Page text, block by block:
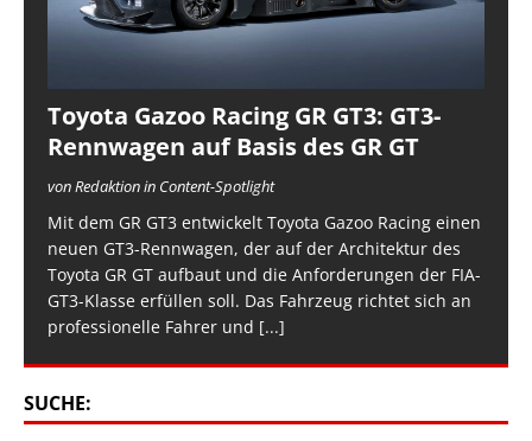
Toyota Gazoo Racing GR GT3: GT3-
Rennwagen auf Basis des GR GT
von Redaktion in Content-Spotlight
Mit dem GR GT3 entwickelt Toyota Gazoo Racing einen
neuen GT3-Rennwagen, der auf der Architektur des
Toyota GR GT aufbaut und die Anforderungen der FIA-
GT3-Klasse erfüllen soll. Das Fahrzeug richtet sich an
professionelle Fahrer und [...]
SUCHE: